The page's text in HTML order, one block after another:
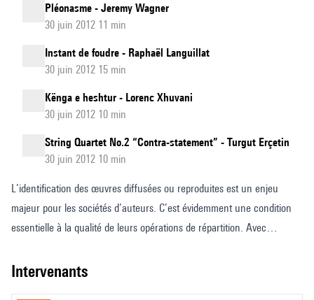
Pléonasme - Jeremy Wagner
30 juin 2012 11 min
Instant de foudre - Raphaël Languillat
30 juin 2012 15 min
Kënga e heshtur - Lorenc Xhuvani
30 juin 2012 10 min
String Quartet No.2 “Contra-statement” - Turgut Erçetin
30 juin 2012 10 min
L’identification des œuvres diffusées ou reproduites est un enjeu
majeur pour les sociétés d’auteurs. C’est évidemment une condition
essentielle à la qualité de leurs opérations de répartition. Avec
données pléthoriques, l’identification des œuvres est devenue, dans
intervenants